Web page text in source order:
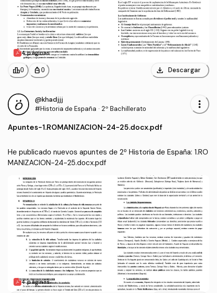
4 páginas
leaderboard0 personal_bag 0 download Descargar
@khadjjj
#Historia de España · 2º Bachillerato more_vert
Apuntes-1.ROMANIZACION-24-25.docx.pdf
He publicado nuevos apuntes de 2º Historia de España: 1.RO
MANIZACION-24-25.docx.pdf
4 páginas